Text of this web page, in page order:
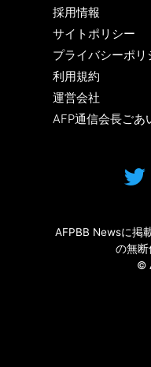
採用情報
サイトポリシー
プライバシーポリ
利用規約
運営会社
AFP通信会長ごあ
AFPBB Newsに掲
の無断
©